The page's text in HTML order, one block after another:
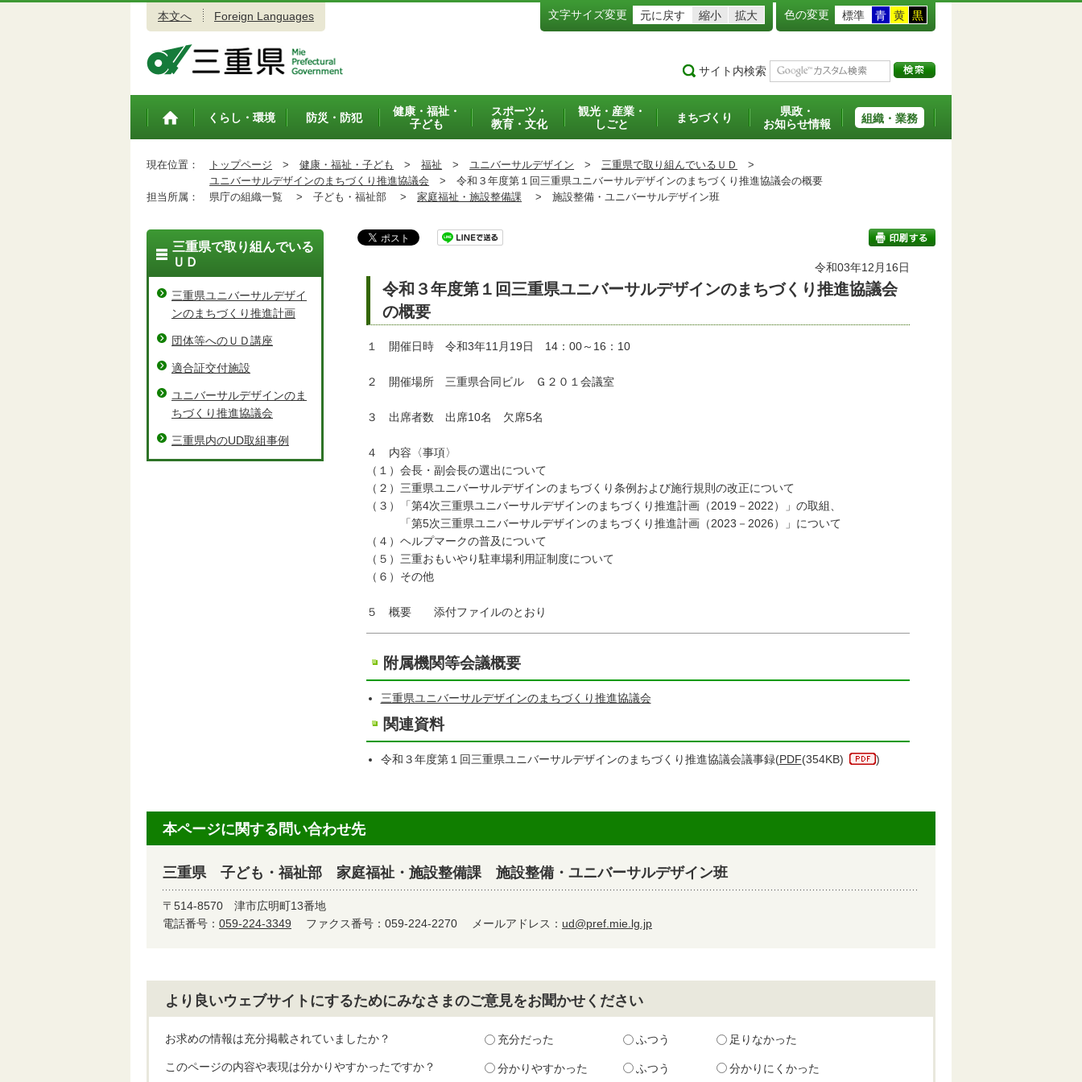
本文へ Foreign Languages 文字サイズ変更 元に戻す 縮小 拡大 色の変更 標準 青 黄 黒
サイト内検索
トップペ
くらし・環境 防災・防犯
健康・福祉・
子ども
スポーツ・
教育・文化
観光・産業・
しごと
まちづくり
県政・
お知らせ情報
組織・業務
現在位置： トップページ > 健康・福祉・子ども > 福祉 > ユニバーサルデザイン > 三重県で取り組んでいるＵＤ
>
ユニバーサルデザインのまちづくり推進協議会 > 令和３年度第１回三重県ユニバーサルデザインのまちづくり推進協議会の概要
担当所属：
県庁の組織一覧 > 子ども・福祉部 > 家庭福祉・施設整備課 > 施設整備・ユニバーサルデザイン班
令和03年12月16日
令和３年度第１回三重県ユニバーサルデザインのまちづくり推進協議会
の概要
１ 開催日時 令和3年11月19日 14：00～16：10
２ 開催場所 三重県合同ビル Ｇ２０１会議室
３ 出席者数 出席10名 欠席5名
４ 内容〈事項〉
（１）会長・副会長の選出について
（２）三重県ユニバーサルデザインのまちづくり条例および施行規則の改正について
（３）「第4次三重県ユニバーサルデザインのまちづくり推進計画（2019－2022）」の取組、
「第5次三重県ユニバーサルデザインのまちづくり推進計画（2023－2026）」について
（４）ヘルプマークの普及について
（５）三重おもいやり駐車場利用証制度について
（６）その他
５ 概要 添付ファイルのとおり
附属機関等会議概要
三重県ユニバーサルデザインのまちづくり推進協議会
関連資料
令和３年度第１回三重県ユニバーサルデザインのまちづくり推進協議会議事録(PDF(354KB) )
三重県で取り組んでいる
ＵＤ
三重県ユニバーサルデザイ
ンのまちづくり推進計画
団体等へのＵＤ講座
適合証交付施設
ユニバーサルデザインのま
ちづくり推進協議会
三重県内のUD取組事例
本ページに関する問い合わせ先
三重県 子ども・福祉部 家庭福祉・施設整備課 施設整備・ユニバーサルデザイン班
〒514-8570 津市広明町13番地
電話番号： 059-224-3349 ファクス番号：059-224-2270 メールアドレス： ud@pref.mie.lg.jp
より良いウェブサイトにするためにみなさまのご意見をお聞かせください
お求めの情報は充分掲載されていましたか？ 充分だった ふつう 足りなかった
このページの内容や表現は分かりやすかったですか？ 分かりやすかった ふつう 分かりにくかった